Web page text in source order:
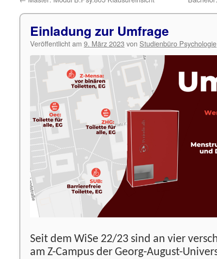
Einladung zur Umfrage
Veröffentlicht am 9. März 2023 von Studienbüro Psychologie
Seit dem WiSe 22/23 sind an vier
am Z-Campus der Georg-August-